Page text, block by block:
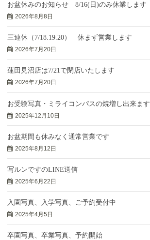
お盆休みのお知らせ 8/16(日)のみ休業します
2026年8月8日
三連休（7/18.19.20） 休まず営業します
2026年7月20日
蓮田見沼店は7/21で閉店いたします
2026年7月20日
お受験写真・ミライコンパスの焼増し出来ます
2025年12月10日
お盆期間も休みなく通常営業です
2025年8月12日
写ルンですのLINE送信
2025年6月22日
入園写真、入学写真、ご予約受付中
2025年4月5日
卒園写真、卒業写真、予約開始